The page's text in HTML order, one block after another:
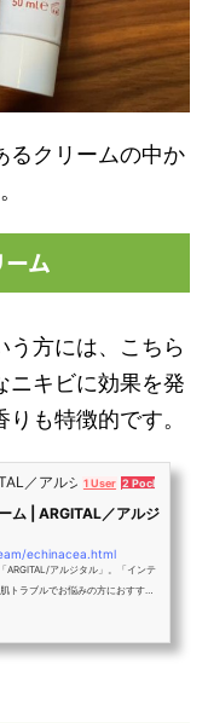
るクリームの中か
ム
う方には、こちら
ニキビに効果を発
も特徴的です。
／アルジタル公式サイト
1 User 2 Pockets
ム | ARGITAL／アルジ
echinacea.html
ARGITAL/アルジタル」。「インテ
トラブルでお悩みの方におすすめ